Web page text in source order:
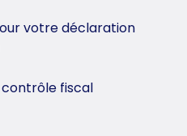
votre déclaration
fiscal